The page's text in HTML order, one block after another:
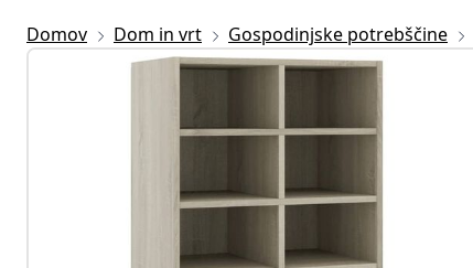
Domov Dom in vrt Gospodinjske potrebščine